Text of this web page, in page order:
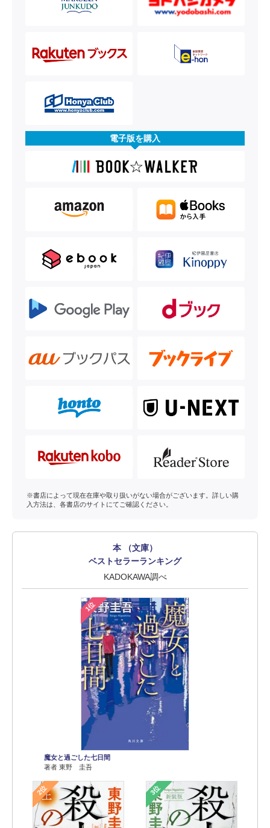
電子版を購入
※書店によって現在在庫や取り扱いがない場合がございます。詳しい購
入方法は、各書店のサイトにてご確認ください。
本 （文庫）
ベストセラーランキング
KADOKAWA調べ
1位
魔女と過ごした七日間
著者 東野 圭吾
2位 3位